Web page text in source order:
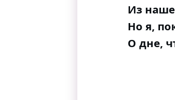
Из
Но я,
О дне,